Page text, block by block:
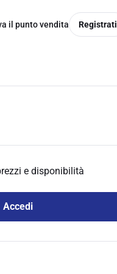
il punto vendita Registrati
e disponibilità
Accedi